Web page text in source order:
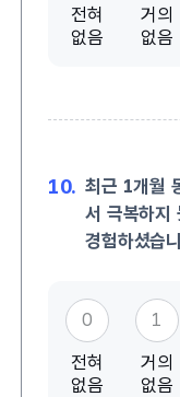
전혀
없음
거의
없음
10. 최근 1개월
서 극복하지
경험하셨습
0
전혀
없음
1
거의
없음